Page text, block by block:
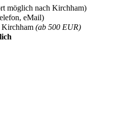
möglich nach Kirchham)
eMail)
Kirchham (ab 500 EUR)